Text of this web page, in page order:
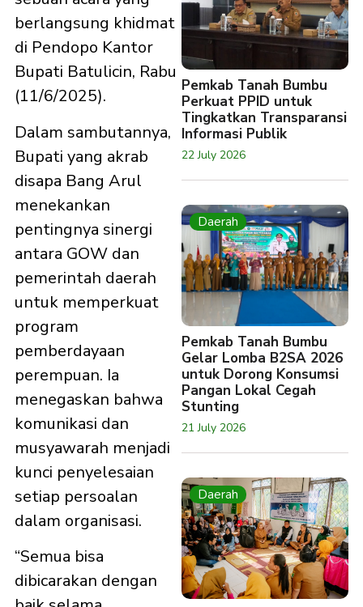
berlangsung khidmat
di Pendopo Kantor
Bupati Batulicin, Rabu
(11/6/2025).
Dalam sambutannya,
Bupati yang akrab
disapa Bang Arul
menekankan
pentingnya sinergi
antara GOW dan
pemerintah daerah
untuk memperkuat
program
pemberdayaan
perempuan. Ia
menegaskan bahwa
komunikasi dan
musyawarah menjadi
kunci penyelesaian
setiap persoalan
dalam organisasi.
“Semua bisa
dibicarakan dengan
Pemkab Tanah Bumbu
Perkuat PPID untuk
Tingkatkan Transparansi
Informasi Publik
22 July 2026
Daerah
Pemkab Tanah Bumbu
Gelar Lomba B2SA 2026
untuk Dorong Konsumsi
Pangan Lokal Cegah
Stunting
21 July 2026
Daerah